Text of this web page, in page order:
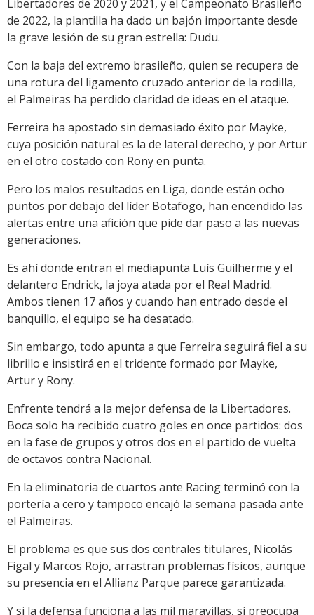
Libertadores de 2020 y 2021, y el Campeonato Brasileño
de 2022, la plantilla ha dado un bajón importante desde
la grave lesión de su gran estrella: Dudu.
Con la baja del extremo brasileño, quien se recupera de
una rotura del ligamento cruzado anterior de la rodilla,
el Palmeiras ha perdido claridad de ideas en el ataque.
Ferreira ha apostado sin demasiado éxito por Mayke,
cuya posición natural es la de lateral derecho, y por Artur
en el otro costado con Rony en punta.
Pero los malos resultados en Liga, donde están ocho
puntos por debajo del líder Botafogo, han encendido las
alertas entre una afición que pide dar paso a las nuevas
generaciones.
Es ahí donde entran el mediapunta Luís Guilherme y el
delantero Endrick, la joya atada por el Real Madrid.
Ambos tienen 17 años y cuando han entrado desde el
banquillo, el equipo se ha desatado.
Sin embargo, todo apunta a que Ferreira seguirá fiel a su
librillo e insistirá en el tridente formado por Mayke,
Artur y Rony.
Enfrente tendrá a la mejor defensa de la Libertadores.
Boca solo ha recibido cuatro goles en once partidos: dos
en la fase de grupos y otros dos en el partido de vuelta
de octavos contra Nacional.
En la eliminatoria de cuartos ante Racing terminó con la
portería a cero y tampoco encajó la semana pasada ante
el Palmeiras.
El problema es que sus dos centrales titulares, Nicolás
Figal y Marcos Rojo, arrastran problemas físicos, aunque
su presencia en el Allianz Parque parece garantizada.
Y si la defensa funciona a las mil maravillas, sí preocupa